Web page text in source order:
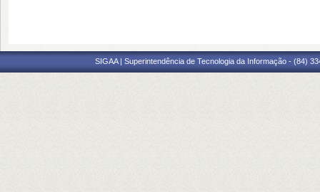
SIGAA | Superintendência de Tecnologia da Informação - (84)